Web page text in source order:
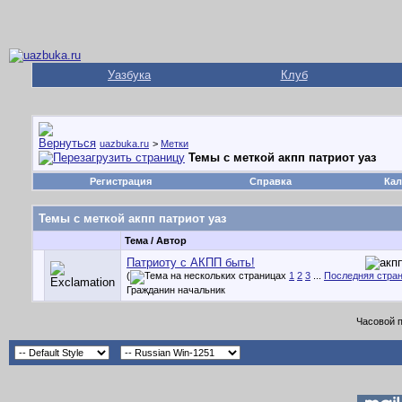
Уазбука Клуб
uazbuka.ru > Метки
Темы с меткой акпп патриот уаз
Регистрация Справка
Темы с меткой акпп патриот уаз
Тема / Автор
Патриоту с АКПП быть!
( 1 2 3
Последняя
Гражданин начальник
Часовой